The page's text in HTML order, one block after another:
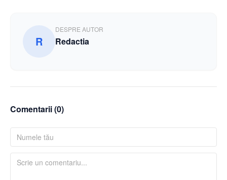
R
DESPRE AUTOR
Redactia
Comentarii (0)